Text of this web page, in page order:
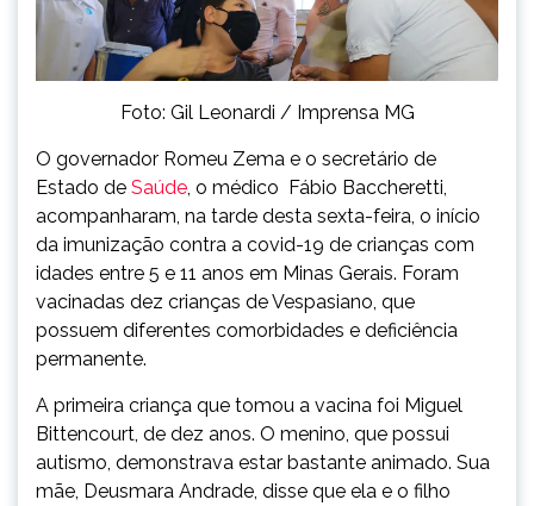
Foto: Gil Leonardi / Imprensa MG
O governador Romeu Zema e o secretário de
Estado de Saúde , o médico Fábio Baccheretti,
acompanharam, na tarde desta sexta-feira, o início
da imunização contra a covid-19 de crianças com
idades entre 5 e 11 anos em Minas Gerais. Foram
vacinadas dez crianças de Vespasiano, que
possuem diferentes comorbidades e deficiência
permanente.
A primeira criança que tomou a vacina foi Miguel
Bittencourt, de dez anos. O menino, que possui
autismo, demonstrava estar bastante animado. Sua
mãe, Deusmara Andrade, disse que ela e o filho